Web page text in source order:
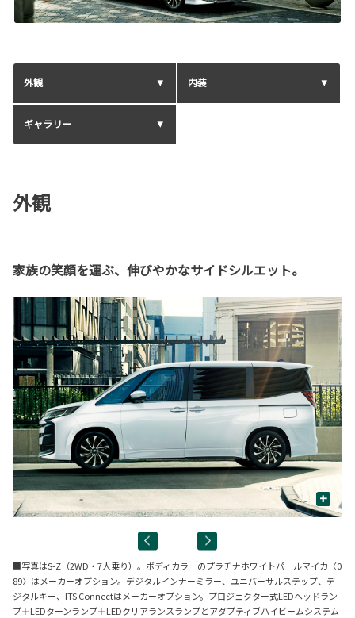
外観 内装
ギャラリー
外観
家族の笑顔を運ぶ、伸びやかなサイドシルエット。
+
■写真はS-Z（2WD・7人乗り）。ボディカラーのプラチナホワイトパールマイカ〈0
89〉はメーカーオプション。デジタルインナーミラー、ユニバーサルステップ、デ
ジタルキー、ITS Connectはメーカーオプション。プロジェクター式LEDヘッドラン
プ＋LEDターンランプ＋LEDクリアランスランプとアダプティブハイビームシステム